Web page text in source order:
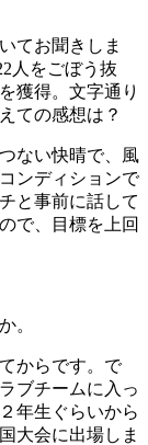
てお聞きしま
人をごぼう抜
獲得。文字通り
ての感想は？
ない快晴で、風
ンディションで
と事前に話して
で、目標を上回
。
からです。で
ブチームに入っ
年生ぐらいから
大会に出場しま